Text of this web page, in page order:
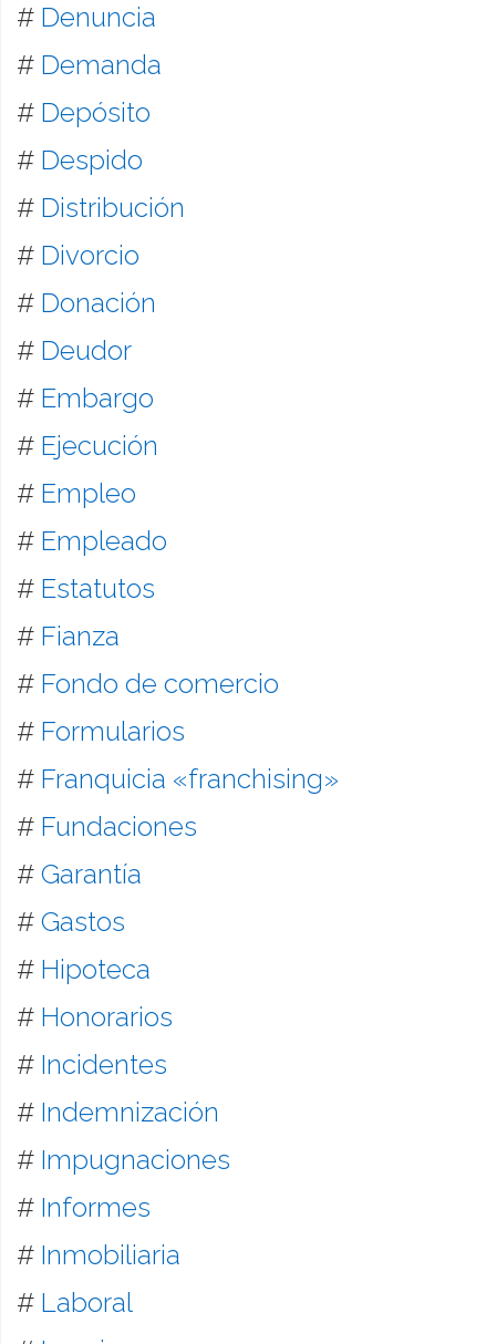
# Denuncia
# Demanda
# Depósito
# Despido
# Distribución
# Divorcio
# Donación
# Deudor
# Embargo
# Ejecución
# Empleo
# Empleado
# Estatutos
# Fianza
# Fondo de comercio
# Formularios
# Franquicia «franchising»
# Fundaciones
# Garantía
# Gastos
# Hipoteca
# Honorarios
# Incidentes
# Indemnización
# Impugnaciones
# Informes
# Inmobiliaria
# Laboral